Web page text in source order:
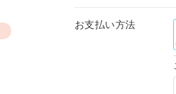
お支払い方法